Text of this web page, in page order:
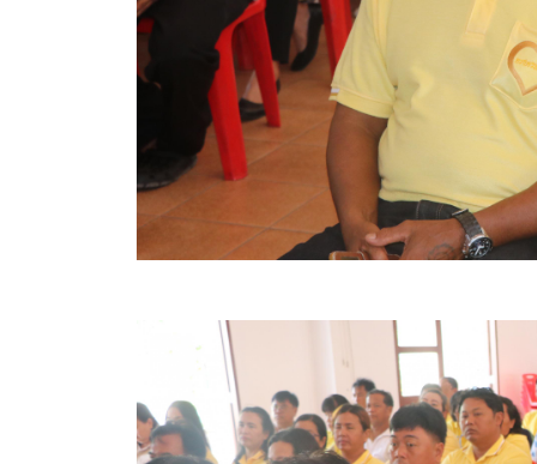
รายงานรายรับรายจ่าย อบจ.สุพรรณบุรี
รายงานการติดตามและประเมินผลแผนพัฒนาท้อง
สรุปผลการประเมินความพึงพอใจ
ระบบสืบค้นข้อมูล ประกาศ ก.จ.จ. สุพรรณบุรี (พ.ศ
คลินิกเซ็นเตอร์
แบบฟอร์มบริหารงานบุคคล